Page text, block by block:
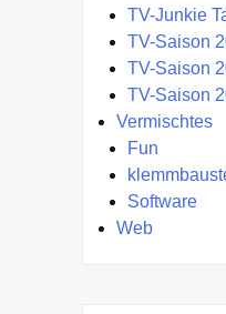
TV-Junkie
TV-Saison
TV-Saison
TV-Saison
Vermischtes
Fun
Software
Web